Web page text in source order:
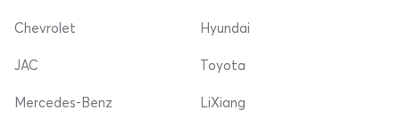
Chevrolet Hyundai
JAC
Mercedes-Benz
Toyota
LiXiang